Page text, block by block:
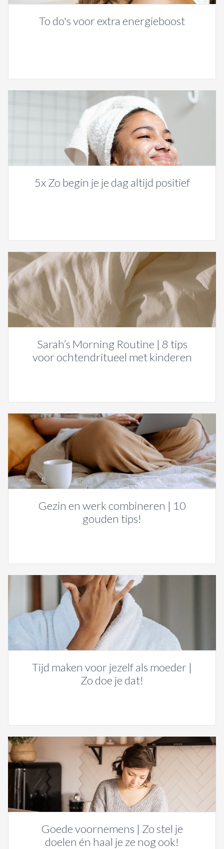
To do's voor extra energieboost
5x Zo begin je je dag altijd positief
Sarah’s Morning Routine | 8 tips
voor ochtendritueel met kinderen
Gezin en werk combineren | 10
gouden tips!
Tijd maken voor jezelf als moeder |
Zo doe je dat!
Goede voornemens | Zo stel je
doelen én haal je ze nog ook!